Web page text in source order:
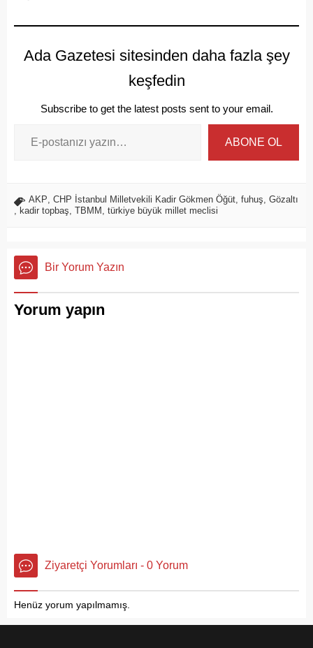
Ada Gazetesi sitesinden daha fazla şey
keşfedin
Subscribe to get the latest posts sent to your email.
ABONE OL
AKP, CHP İstanbul Milletvekili Kadir Gökmen Öğüt, fuhuş, Gözaltı
, kadir topbaş, TBMM , türkiye büyük millet meclisi
Bir Yorum Yazın
Yorum yapın
Ziyaretçi Yorumları - 0 Yorum
Henüz yorum yapılmamış.